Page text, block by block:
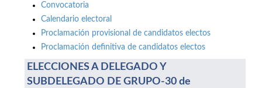
Convocatoria
Calendario electoral
Proclamación provisional de candidatos electos
Proclamación definitiva de candidatos electos
ELECCIONES A DELEGADO Y
SUBDELEGADO DE GRUPO-30 de